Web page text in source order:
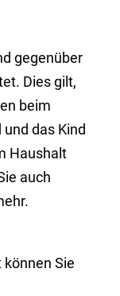
gegenüber
Dies gilt,
beim
das Kind
Haushalt
auch
Sie